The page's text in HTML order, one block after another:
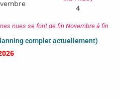
4
nues se font de fin Novembre à fin
complet actuellement)